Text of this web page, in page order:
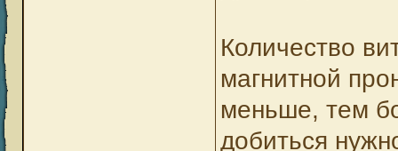
Количество
магнитной
меньше, тем
добиться